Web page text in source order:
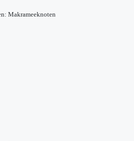
Makrameeknoten